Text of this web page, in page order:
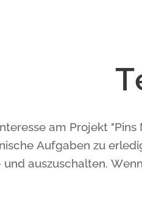
am Projekt
Aufgaben zu
und auszuschalten.